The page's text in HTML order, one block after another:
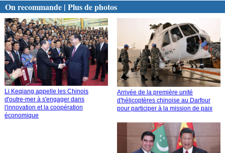
On recommande | Plus de photos
Li Keqiang appelle les Chinois
d'outre-mer à s'engager dans
l'innovation et la coopération
économique
Arrivée de la première unité
d'hélicoptères chinoise au Darfour
pour participer à la mission de paix